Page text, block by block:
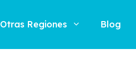
Otras Regiones Blog